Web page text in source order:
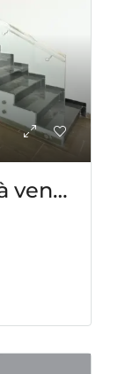
Appartement Duplex à vendre -Usto-Oran avec vue panoramique